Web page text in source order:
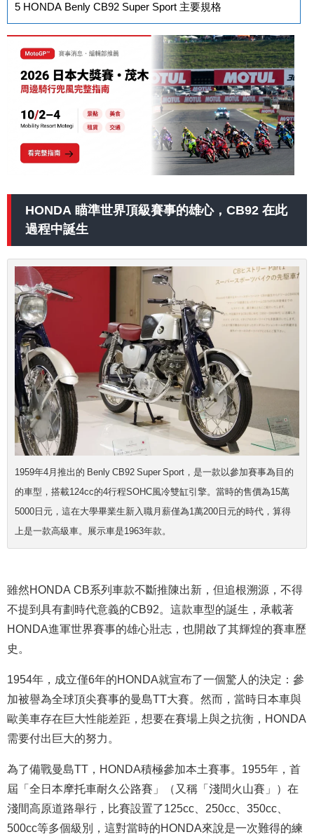
5 HONDA Benly CB92 Super Sport 主要規格
HONDA 瞄準世界頂級賽事的雄心，CB92 在此
過程中誕生
1959年4月推出的 Benly CB92 Super Sport，是一款以參加賽事為目的
的車型，搭載124cc的4行程SOHC風冷雙缸引擎。當時的售價為15萬
5000日元，這在大學畢業生新入職月薪僅為1萬200日元的時代，算得
上是一款高級車。展示車是1963年款。
雖然HONDA CB系列車款不斷推陳出新，但追根溯源，不得
不提到具有劃時代意義的CB92。這款車型的誕生，承載著
HONDA進軍世界賽事的雄心壯志，也開啟了其輝煌的賽車歷
史。
1954年，成立僅6年的HONDA就宣布了一個驚人的決定：參
加被譽為全球頂尖賽事的曼島TT大賽。然而，當時日本車與
歐美車存在巨大性能差距，想要在賽場上與之抗衡，HONDA
需要付出巨大的努力。
為了備戰曼島TT，HONDA積極參加本土賽事。1955年，首
屆「全日本摩托車耐久公路賽」（又稱「淺間火山賽」）在
淺間高原道路舉行，比賽設置了125cc、250cc、350cc、
500cc等多個級別，這對當時的HONDA來說是一次難得的練